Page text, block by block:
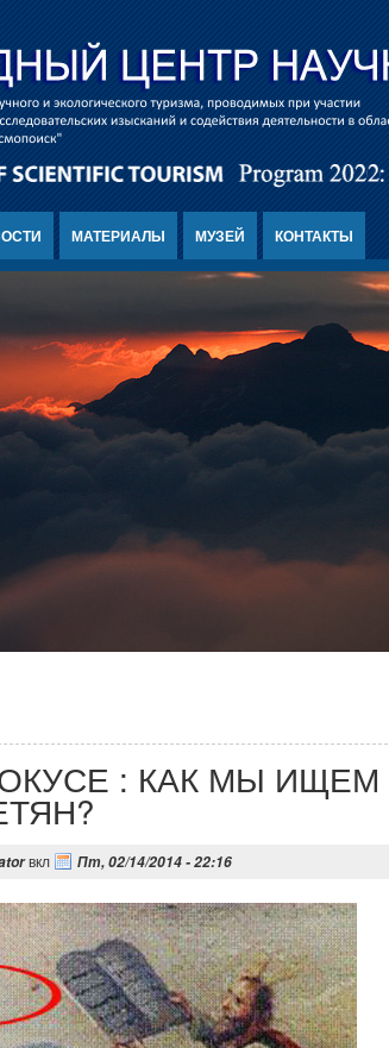
МАТЕРИАЛЫ МУЗЕЙ КОНТАКТЫ
: КАК МЫ ИЩЕМ
вкл Пт, 02/14/2014 - 22:16